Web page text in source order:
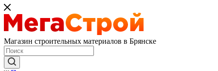
Магазин строительных материалов в Брянске